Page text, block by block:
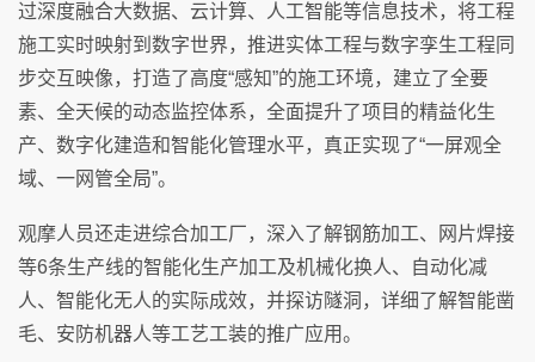
过深度融合大数据、云计算、人工智能等信息技术，将工程
施工实时映射到数字世界，推进实体工程与数字孪生工程同
步交互映像，打造了高度“感知”的施工环境，建立了全要
素、全天候的动态监控体系，全面提升了项目的精益化生
产、数字化建造和智能化管理水平，真正实现了“一屏观全
域、一网管全局”。
观摩人员还走进综合加工厂，深入了解钢筋加工、网片焊接
等6条生产线的智能化生产加工及机械化换人、自动化减
人、智能化无人的实际成效，并探访隧洞，详细了解智能凿
毛、安防机器人等工艺工装的推广应用。